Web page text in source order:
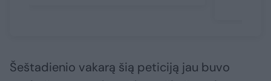
Šeštadienio vakarą šią peticiją jau buvo